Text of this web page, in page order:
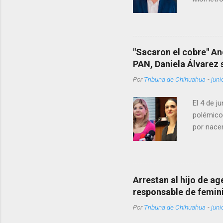
Rotario
"Sacaron el cobre"
PAN, Daniela
PorTribuna de Chihuahua -
El 4 de
por
¿Qué tal
tendrá
favor,
han sido
Arrestan al hijo de
responsable de
PorTribuna de Chihuahua -